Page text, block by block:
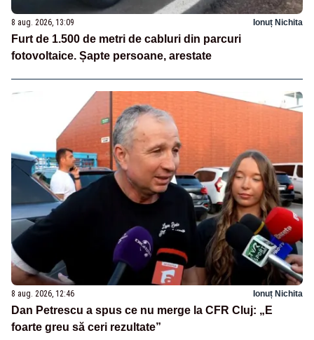
8 aug. 2026, 13:09 Ionuț Nichita
Furt de 1.500 de metri de cabluri din parcuri
fotovoltaice. Șapte persoane, arestate
8 aug. 2026, 12:46 Ionuț Nichita
Dan Petrescu a spus ce nu merge la CFR Cluj: „E
foarte greu să ceri rezultate”